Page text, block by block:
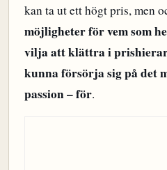
kan ta ut ett högt pris, men
möjligheter för vem som
vilja att klättra i
kunna försörja sig på det
passion – för.